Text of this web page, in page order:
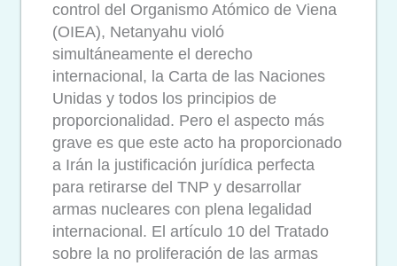
control del Organismo Atómico de Viena
(OIEA), Netanyahu violó
simultáneamente el derecho
internacional, la Carta de las Naciones
Unidas y todos los principios de
proporcionalidad. Pero el aspecto más
grave es que este acto ha proporcionado
a Irán la justificación jurídica perfecta
para retirarse del TNP y desarrollar
armas nucleares con plena legalidad
internacional. El artículo 10 del Tratado
sobre la no proliferación de las armas